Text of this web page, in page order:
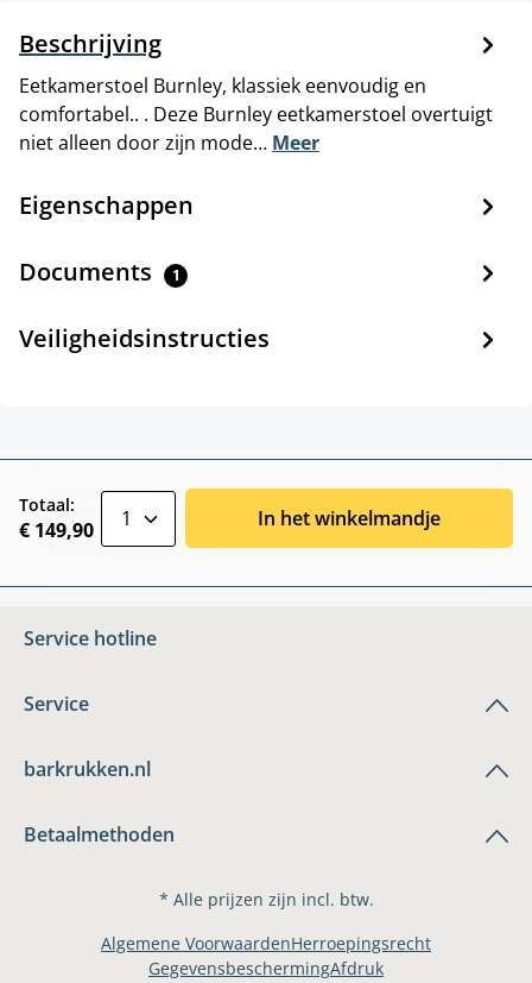
Beschrijving
Eetkamerstoel Burnley, klassiek eenvoudig en
comfortabel.. . Deze Burnley eetkamerstoel overtuigt
niet alleen door zijn mode… Meer
Eigenschappen
Documents 1
Veiligheidsinstructies
Totaal:
€ 149,90 In het winkelmandje
Service hotline
Service
barkrukken.nl
Betaalmethoden
* Alle prijzen zijn incl. btw.
Algemene VoorwaardenHerroepingsrecht
GegevensbeschermingAfdruk